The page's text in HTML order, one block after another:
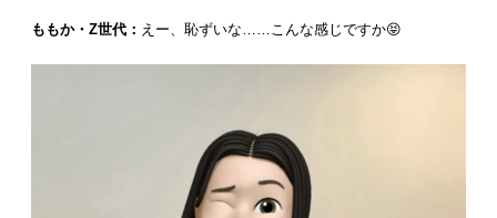
ももか・Z世代： えー、恥ずいな……こんな感じですか😝